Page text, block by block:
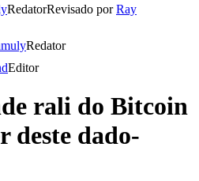
RedatorRevisado porRay
Redator
Editor
rali do Bitcoin
deste dado-